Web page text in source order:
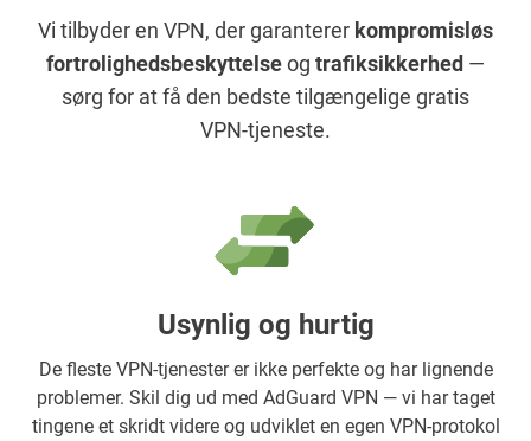
Vi tilbyder en VPN, der garanterer kompromisløs
fortrolighedsbeskyttelseog trafiksikkerhed —
sørg for at få den bedste tilgængelige gratis
VPN-tjeneste.
Usynlig og hurtig
De fleste VPN-tjenester er ikke perfekte og har lignende
problemer. Skil dig ud med AdGuard VPN — vi har taget
tingene et skridt videre og udviklet en egen VPN-protokol